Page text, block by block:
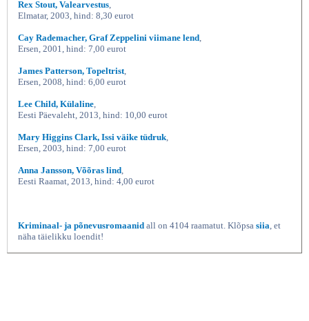
Rex Stout, Valearvestus
Elmatar, 2003, hind: 8,30 eurot
Cay Rademacher, Graf Zeppelini viimane lend
Ersen, 2001, hind: 7,00 eurot
James Patterson, Topeltrist
Ersen, 2008, hind: 6,00 eurot
Lee Child, Külaline
Eesti Päevaleht, 2013, hind: 10,00 eurot
Mary Higgins Clark, Issi väike tüdruk
Ersen, 2003, hind: 7,00 eurot
Anna Jansson, Võõras lind
Eesti Raamat, 2013, hind: 4,00 eurot
Kriminaal- ja põnevusromaanid all on 4104 raamatut. Klõpsa siia , et
näha täielikku loendit!